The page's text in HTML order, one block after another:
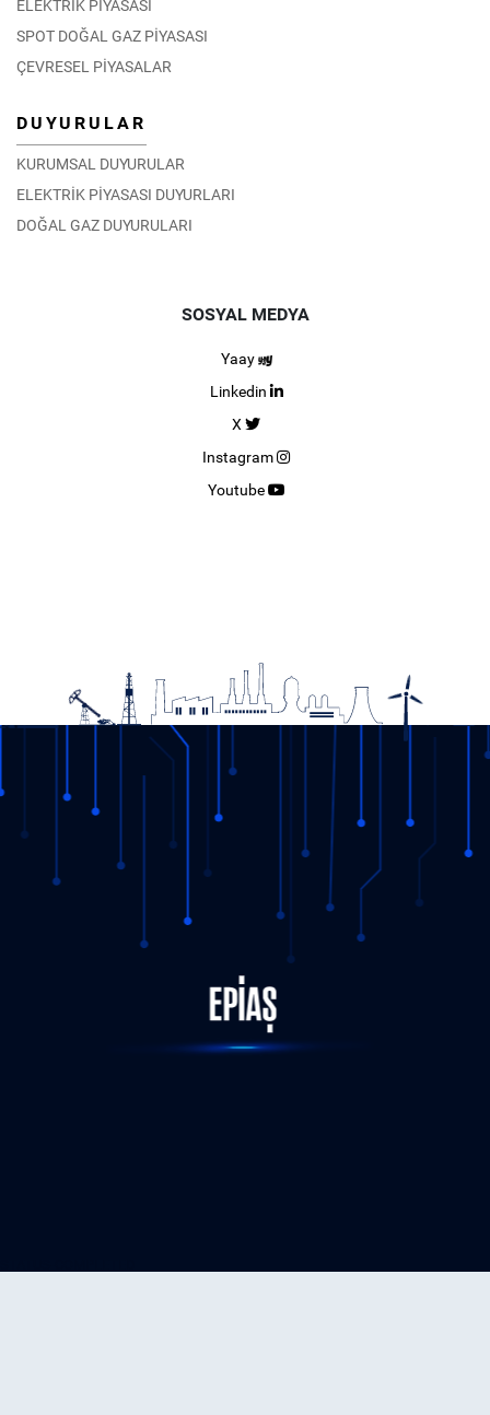
ELEKTRİK PİYASASI
SPOT DOĞAL GAZ PİYASASI
ÇEVRESEL PİYASALAR
DUYURULAR
KURUMSAL DUYURULAR
ELEKTRİK PİYASASI DUYURLARI
DOĞAL GAZ DUYURULARI
SOSYAL MEDYA
Yaay
Linkedin
X
Instagram
Youtube